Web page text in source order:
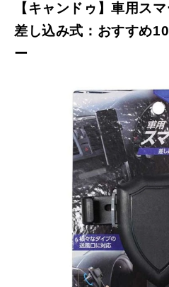
【キャンドゥ】車用ス
差し込み式：おすすめ
ー